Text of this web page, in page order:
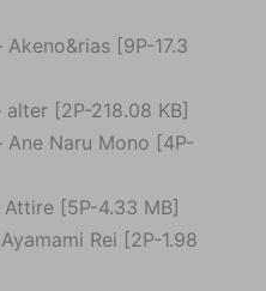
[9P-17.3
[2P-218.08 KB]
Ane Naru Mono [4P-
Attire [5P-4.33 MB]
Rei [2P-1.98